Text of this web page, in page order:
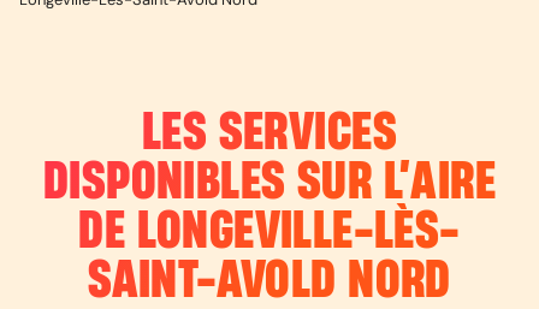
LES SERVICES
DISPONIBLES SUR L’AIRE
DE LONGEVILLE-LÈS-
SAINT-AVOLD NORD